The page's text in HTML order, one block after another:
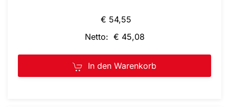
€ 54,55
Netto: € 45,08
In den Warenkorb